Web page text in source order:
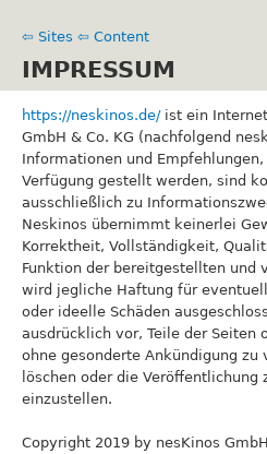
⇦ Sites ⇦ Content
IMPRESSUM
https://neskinos.de/ist ein
GmbH & Co. KG (nachfolgend
Informationen und
Verfügung gestellt werden, sind
ausschließlich zu
Neskinos übernimmt keinerlei
Korrektheit, Vollständigkeit,
Funktion der bereitgestellten und
wird jegliche Haftung für
oder ideelle Schäden
ausdrücklich vor, Teile der Seiten
ohne gesonderte Ankündigung zu
löschen oder die
einzustellen.
Copyright 2019 by nesKinos